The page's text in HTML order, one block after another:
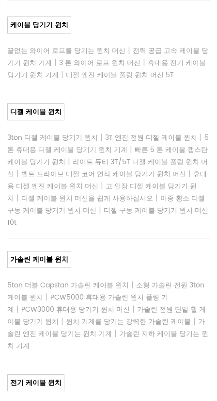
케이블 당기기 윈치
끝없는 와이어 로프를 당기는 윈치 머신 | 전력 공급 고속 케이블 당
기기 윈치 기계 | 3 톤 와이어 로프 윈치 머신 | 휴대용 전기 케이블
당기기 윈치 기계 | 디젤 엔진 케이블 풀링 윈치 머신 5T
디젤 케이블 윈치
3ton 디젤 케이블 당기기 윈치 | 3T 엔진 전원 디젤 케이블 윈치 | 5
톤 휴대용 디젤 케이블 당기기 윈치 기계 | 빠른 5 톤 케이블 캡스탄
케이블 당기기 윈치 | 라이트 듀티 3T/5T 디젤 케이블 풀링 윈치 머
신 | 벨트 드라이브 디젤 코어 연삭 케이블 당기기 윈치 머신 | 휴대
용 디젤 엔진 케이블 윈치 머신 | 고 인장 디젤 케이블 당기기 윈
치 | 디젤 케이블 윈치 머신을 쉽게 사용하십시오 | 이중 황소 디젤
구동 케이블 당기기 윈치 머신 | 디젤 구동 케이블 당기기 윈치 머신
10t
가솔린 케이블 윈치
5ton 더블 Capstan 가솔린 케이블 윈치 | 소형 가솔린 전원 3ton
케이블 윈치 | PCW5000 휴대용 가솔린 윈치 풀링 기
계 | PCW3000 휴대용 당기기 윈치 머신 | 가솔린 전원 단일 휠 케
이블 당기기 윈치 | 윈치 기계를 당기는 강력한 가솔린 케이블 | 가
솔린 엔진 케이블 당기는 윈치 기계 | 가솔린 지하 케이블 당기는 윈
치 기계
전기 케이블 윈치